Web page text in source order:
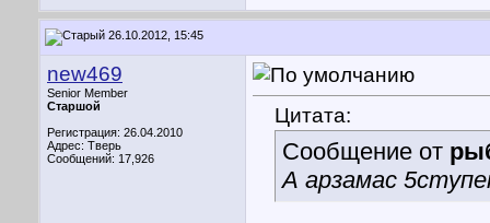
26.10.2012, 15:45
new469
Senior Member
Старшой
Регистрация: 26.04.2010
Адрес: Тверь
Сообщений: 17,926
Цитата:
Сообщение от
А арзамас